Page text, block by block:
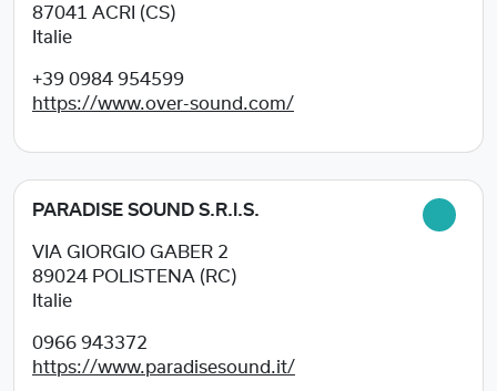
87041 ACRI (CS)
Italie
+39 0984 954599
https://www.over-sound.com/
PARADISE SOUND S.R.l.S.
VIA GIORGIO GABER 2
89024 POLISTENA (RC)
Italie
0966 943372
https://www.paradisesound.it/